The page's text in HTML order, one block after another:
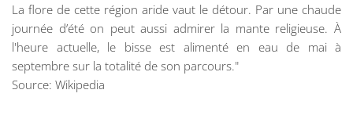
La flore de cette région aride vaut le détour. Par une chaude
journée d’été on peut aussi admirer la mante religieuse. À
l'heure actuelle, le bisse est alimenté en eau de mai à
septembre sur la totalité de son parcours."
Source: Wikipedia